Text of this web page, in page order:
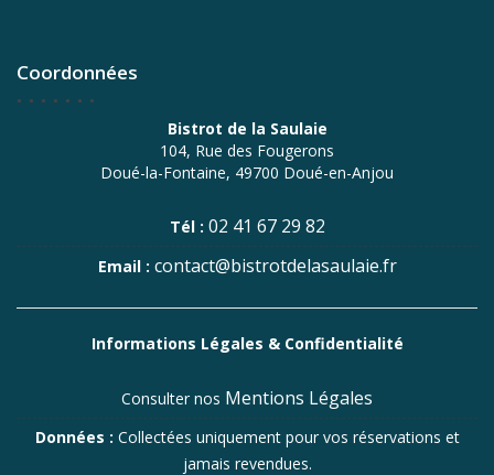
Coordonnées
Bistrot de la Saulaie
104, Rue des Fougerons
Doué-la-Fontaine, 49700 Doué-en-Anjou
Tél : 02 41 67 29 82
Email : contact@bistrotdelasaulaie.fr
Informations Légales & Confidentialité
Consulter nos Mentions Légales
Données : Collectées uniquement pour vos réservations et
jamais revendues.